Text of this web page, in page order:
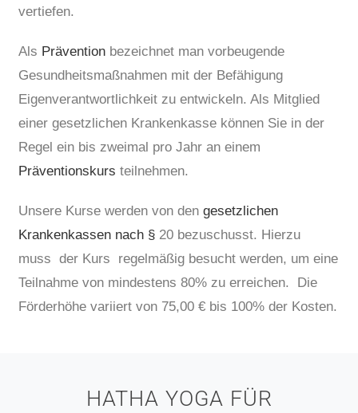
vertiefen.
Als Prävention bezeichnet man vorbeugende
Gesundheitsmaßnahmen mit der Befähigung
Eigenverantwortlichkeit zu entwickeln. Als Mitglied
einer gesetzlichen Krankenkasse können Sie in der
Regel ein bis zweimal pro Jahr an einem
Präventionskurs teilnehmen.
Unsere Kurse werden von den gesetzlichen
Krankenkassen nach § 20 bezuschusst. Hierzu
muss der Kurs regelmäßig besucht werden, um eine
Teilnahme von mindestens 80% zu erreichen. Die
Förderhöhe variiert von 75,00 € bis 100% der Kosten.
HATHA YOGA FÜR